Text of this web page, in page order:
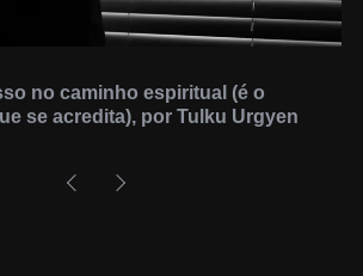
no caminho espiritual (é o
se acredita), por Tulku Urgyen